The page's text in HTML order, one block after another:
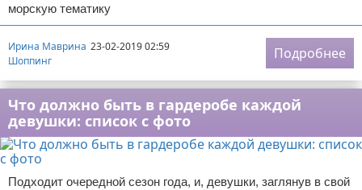
морскую тематику
Ирина Маврина 23-02-2019 02:59
Шоппинг
Подробнее
Что должно быть в гардеробе каждой
девушки: список с фото
Подходит очередной сезон года, и, девушки, заглянув в свой